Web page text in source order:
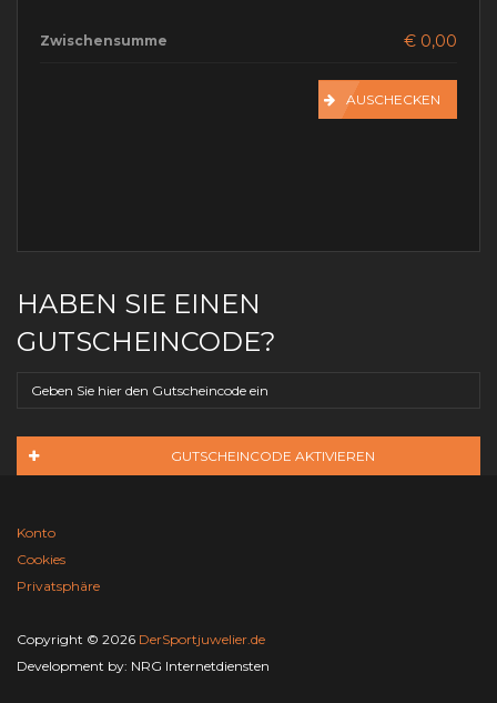
Zwischensumme € 0,00
AUSCHECKEN
HABEN SIE EINEN
GUTSCHEINCODE?
GUTSCHEINCODE AKTIVIEREN
Konto
Cookies
Privatsphäre
Copyright © 2026 DerSportjuwelier.de
Development by: NRG Internetdiensten